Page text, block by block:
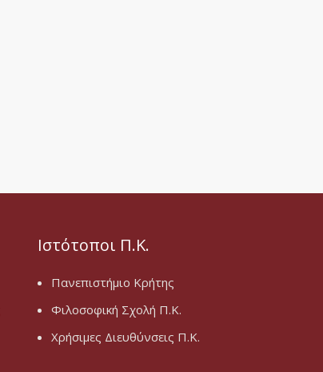
Ιστότοποι Π.Κ.
Πανεπιστήμιο Κρήτης
Φιλοσοφική Σχολή Π.Κ.
Χρήσιμες Διευθύνσεις Π.Κ.